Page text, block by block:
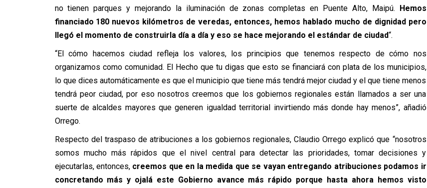
no tienen parques y mejorando la iluminación de zonas completas en Puente Alto, Maipú. Hemos
financiado 180 nuevos kilómetros de veredas, entonces, hemos hablado mucho de dignidad pero
llegó el momento de construirla día a día y eso se hace mejorando el estándar de ciudad“.
“El cómo hacemos ciudad refleja los valores, los principios que tenemos respecto de cómo nos
organizamos como comunidad. El Hecho que tu digas que esto se financiará con plata de los municipios,
lo que dices automáticamente es que el municipio que tiene más tendrá mejor ciudad y el que tiene menos
tendrá peor ciudad, por eso nosotros creemos que los gobiernos regionales están llamados a ser una
suerte de alcaldes mayores que generen igualdad territorial invirtiendo más donde hay menos”, añadió
Orrego.
Respecto del traspaso de atribuciones a los gobiernos regionales, Claudio Orrego explicó que “nosotros
somos mucho más rápidos que el nivel central para detectar las prioridades, tomar decisiones y
ejecutarlas, entonces, creemos que en la medida que se vayan entregando atribuciones podamos ir
concretando más y ojalá este Gobierno avance más rápido porque hasta ahora hemos visto